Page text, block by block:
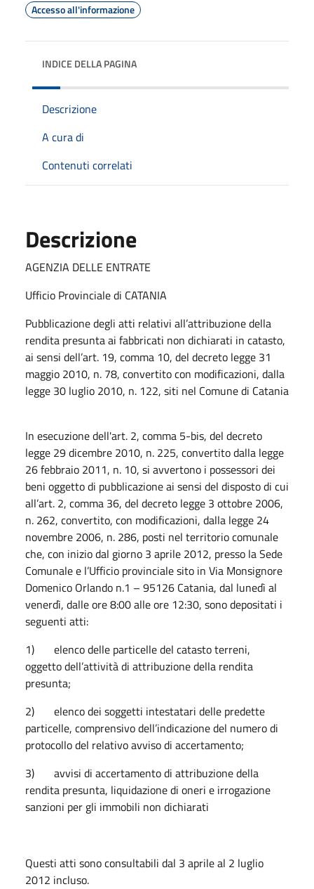
Accesso all'informazione
INDICE DELLA PAGINA
Descrizione
A cura di
Contenuti correlati
Descrizione
AGENZIA DELLE ENTRATE
Ufficio Provinciale di CATANIA
Pubblicazione degli atti relativi all’attribuzione della
rendita presunta ai fabbricati non dichiarati in catasto,
ai sensi dell’art. 19, comma 10, del decreto legge 31
maggio 2010, n. 78, convertito con modificazioni, dalla
legge 30 luglio 2010, n. 122, siti nel Comune di Catania
In esecuzione dell'art. 2, comma 5-bis, del decreto
legge 29 dicembre 2010, n. 225, convertito dalla legge
26 febbraio 2011, n. 10, si avvertono i possessori dei
beni oggetto di pubblicazione ai sensi del disposto di cui
all’art. 2, comma 36, del decreto legge 3 ottobre 2006,
n. 262, convertito, con modificazioni, dalla legge 24
novembre 2006, n. 286, posti nel territorio comunale
che, con inizio dal giorno 3 aprile 2012, presso la Sede
Comunale e l’Ufficio provinciale sito in Via Monsignore
Domenico Orlando n.1 – 95126 Catania, dal lunedì al
venerdì, dalle ore 8:00 alle ore 12:30, sono depositati i
seguenti atti:
1) elenco delle particelle del catasto terreni,
oggetto dell’attività di attribuzione della rendita
presunta;
2) elenco dei soggetti intestatari delle predette
particelle, comprensivo dell’indicazione del numero di
protocollo del relativo avviso di accertamento;
3) avvisi di accertamento di attribuzione della
rendita presunta, liquidazione di oneri e irrogazione
sanzioni per gli immobili non dichiarati
Questi atti sono consultabili dal 3 aprile al 2 luglio
2012 incluso.